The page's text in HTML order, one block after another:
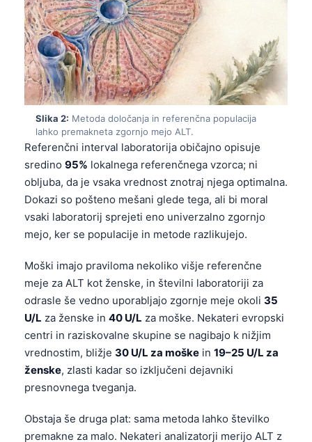
Slika 2: Metoda določanja in referenčna populacija
lahko premakneta zgornjo mejo ALT.
Referenčni interval laboratorija običajno opisuje
sredino 95% lokalnega referenčnega vzorca; ni
obljuba, da je vsaka vrednost znotraj njega optimalna.
Dokazi so pošteno mešani glede tega, ali bi moral
vsaki laboratorij sprejeti eno univerzalno zgornjo
mejo, ker se populacije in metode razlikujejo.
Moški imajo praviloma nekoliko višje referenčne
meje za ALT kot ženske, in številni laboratoriji za
odrasle še vedno uporabljajo zgornje meje okoli 35
U/L za ženske in 40 U/L za moške. Nekateri evropski
centri in raziskovalne skupine se nagibajo k nižjim
vrednostim, bližje 30 U/L za moške in 19–25 U/L za
ženske, zlasti kadar so izključeni dejavniki
presnovnega tveganja.
Obstaja še druga plat: sama metoda lahko številko
premakne za malo. Nekateri analizatorji merijo ALT z